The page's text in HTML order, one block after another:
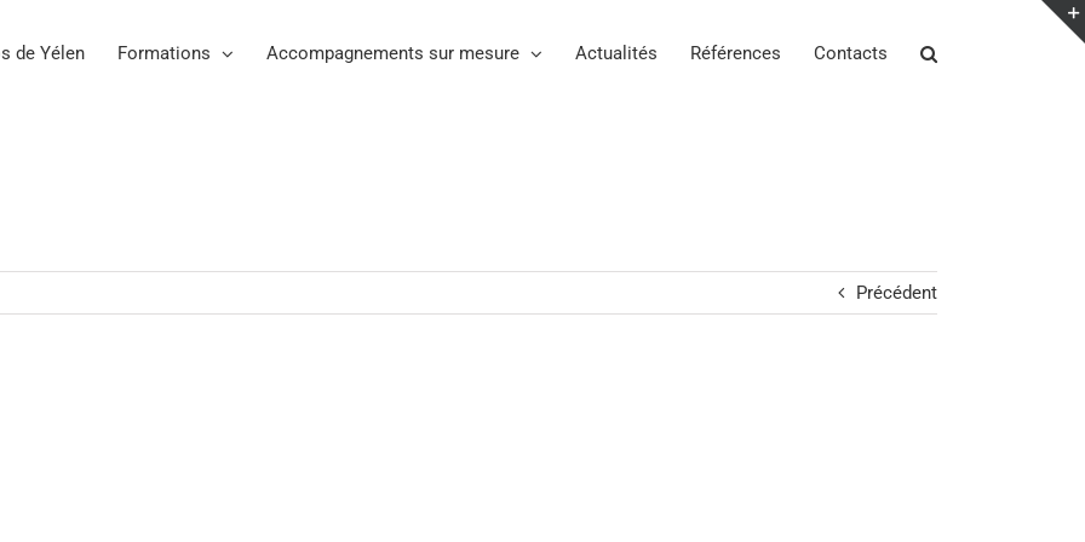
de Yélen Formations Accompagnements sur mesure Actualités Références Contacts
Précédent